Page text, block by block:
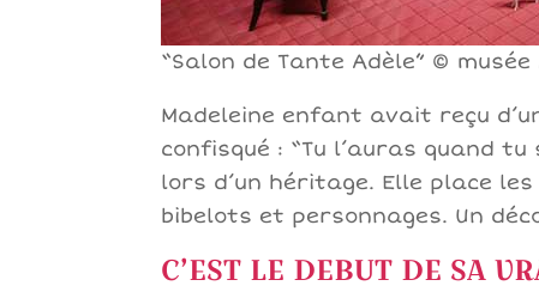
“Salon de Tante Adèle” ©
Madeleine enfant avait reçu
confisqué : “Tu l’auras quand
lors d’un héritage. Elle place
bibelots et personnages. Un
C’EST LE DEBUT DE SA